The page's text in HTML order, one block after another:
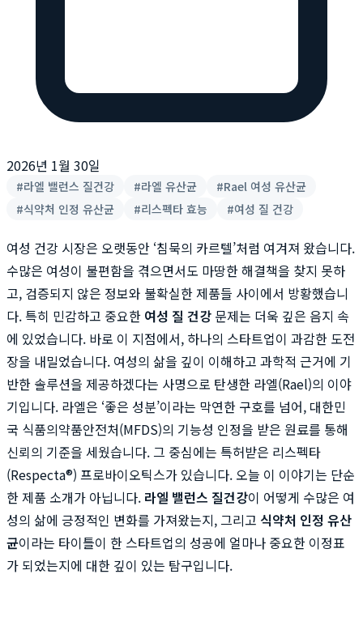
2026년 1월 30일
#라엘 밸런스 질건강 #라엘 유산균 #Rael 여성 유산균
#식약처 인정 유산균 #리스펙타 효능 #여성 질 건강
여성 건강 시장은 오랫동안 ‘침묵의 카르텔’처럼 여겨져 왔습니다.
수많은 여성이 불편함을 겪으면서도 마땅한 해결책을 찾지 못하
고, 검증되지 않은 정보와 불확실한 제품들 사이에서 방황했습니
다. 특히 민감하고 중요한 여성 질 건강 문제는 더욱 깊은 음지 속
에 있었습니다. 바로 이 지점에서, 하나의 스타트업이 과감한 도전
장을 내밀었습니다. 여성의 삶을 깊이 이해하고 과학적 근거에 기
반한 솔루션을 제공하겠다는 사명으로 탄생한 라엘(Rael)의 이야
기입니다. 라엘은 ‘좋은 성분’이라는 막연한 구호를 넘어, 대한민
국 식품의약품안전처(MFDS)의 기능성 인정을 받은 원료를 통해
신뢰의 기준을 세웠습니다. 그 중심에는 특허받은 리스펙타
(Respecta®) 프로바이오틱스가 있습니다. 오늘 이 이야기는 단순
한 제품 소개가 아닙니다. 라엘 밸런스 질건강이 어떻게 수많은 여
성의 삶에 긍정적인 변화를 가져왔는지, 그리고 식약처 인정 유산
균이라는 타이틀이 한 스타트업의 성공에 얼마나 중요한 이정표
가 되었는지에 대한 깊이 있는 탐구입니다.